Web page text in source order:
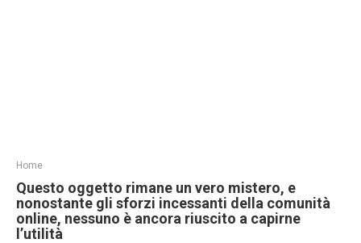
Home
Questo oggetto rimane un vero mistero, e
nonostante gli sforzi incessanti della comunità
online, nessuno è ancora riuscito a capirne
l’utilità